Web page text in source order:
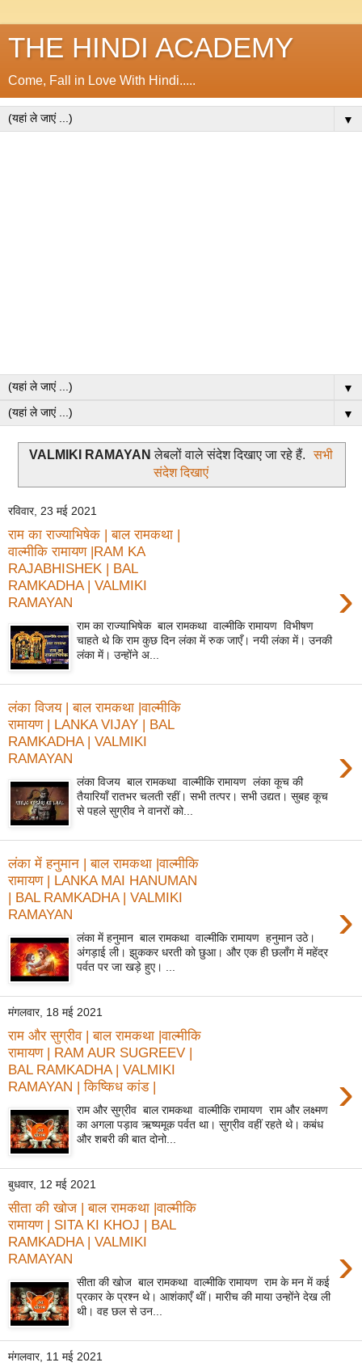
THE HINDI ACADEMY
Come, Fall in Love With Hindi.....
▼
▼
▼
VALMIKI RAMAYAN लेबलों वाले संदेश दिखाए जा रहे हैं.
सभी
संदेश दिखाएं
रविवार, 23 मई 2021
राम का राज्याभिषेक | बाल रामकथा |
वाल्मीकि रामायण |RAM KA
RAJABHISHEK | BAL
RAMKADHA | VALMIKI
RAMAYAN
›
राम का राज्याभिषेक बाल रामकथा वाल्मीकि रामायण विभीषण
चाहते थे कि राम कुछ दिन लंका में रुक जाएँ। नयी लंका में। उनकी
लंका में। उन्होंने अ...
लंका विजय | बाल रामकथा |वाल्मीकि
रामायण | LANKA VIJAY | BAL
RAMKADHA | VALMIKI
RAMAYAN
›
लंका विजय बाल रामकथा वाल्मीकि रामायण लंका कूच की
तैयारियाँ रातभर चलती रहीं। सभी तत्पर। सभी उद्यत। सुबह कूच
से पहले सुग्रीव ने वानरों को...
लंका में हनुमान | बाल रामकथा |वाल्मीकि
रामायण | LANKA MAI HANUMAN
| BAL RAMKADHA | VALMIKI
RAMAYAN
›
लंका में हनुमान बाल रामकथा वाल्मीकि रामायण हनुमान उठे।
अंगड़ाई ली। झुककर धरती को छुआ। और एक ही छलाँग में महेंद्र
पर्वत पर जा खड़े हुए। ...
मंगलवार, 18 मई 2021
राम और सुग्रीव | बाल रामकथा |वाल्मीकि
रामायण | RAM AUR SUGREEV |
BAL RAMKADHA | VALMIKI
RAMAYAN | किष्किध कांड |
›
राम और सुग्रीव बाल रामकथा वाल्मीकि रामायण राम और लक्ष्मण
का अगला पड़ाव ऋष्यमूक पर्वत था। सुग्रीव वहीं रहते थे। कबंध
और शबरी की बात दोनो...
बुधवार, 12 मई 2021
सीता की खोज | बाल रामकथा |वाल्मीकि
रामायण | SITA KI KHOJ | BAL
RAMKADHA | VALMIKI
RAMAYAN
›
सीता की खोज बाल रामकथा वाल्मीकि रामायण राम के मन में कई
प्रकार के प्रश्न थे। आशंकाएँ थीं। मारीच की माया उन्होंने देख ली
थी। वह छल से उन...
मंगलवार, 11 मई 2021